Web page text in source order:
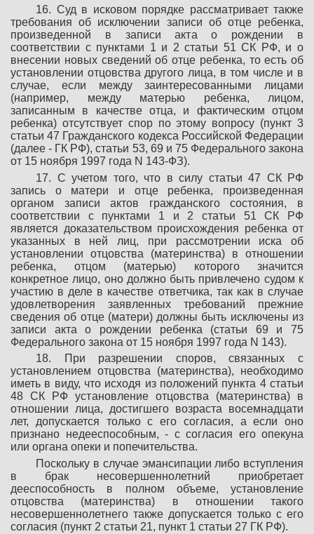
16. Суд в исковом порядке рассматривает также
требования об исключении записи об отце ребенка,
произведенной в записи акта о рождении в
соответствии с пунктами 1 и 2 статьи 51 СК РФ, и о
внесении новых сведений об отце ребенка, то есть об
установлении отцовства другого лица, в том числе и в
случае, если между заинтересованными лицами
(например, между матерью ребенка, лицом,
записанным в качестве отца, и фактическим отцом
ребенка) отсутствует спор по этому вопросу (пункт 3
статьи 47 Гражданского кодекса Российской Федерации
(далее - ГК РФ), статьи 53, 69 и 75 Федерального закона
от 15 ноября 1997 года N 143-ФЗ).
17. С учетом того, что в силу статьи 47 СК РФ
запись о матери и отце ребенка, произведенная
органом записи актов гражданского состояния, в
соответствии с пунктами 1 и 2 статьи 51 СК РФ
является доказательством происхождения ребенка от
указанных в ней лиц, при рассмотрении иска об
установлении отцовства (материнства) в отношении
ребенка, отцом (матерью) которого значится
конкретное лицо, оно должно быть привлечено судом к
участию в деле в качестве ответчика, так как в случае
удовлетворения заявленных требований прежние
сведения об отце (матери) должны быть исключены из
записи акта о рождении ребенка (статьи 69 и 75
Федерального закона от 15 ноября 1997 года N 143).
18. При разрешении споров, связанных с
установлением отцовства (материнства), необходимо
иметь в виду, что исходя из положений пункта 4 статьи
48 СК РФ установление отцовства (материнства) в
отношении лица, достигшего возраста восемнадцати
лет, допускается только с его согласия, а если оно
признано недееспособным, - с согласия его опекуна
или органа опеки и попечительства.
Поскольку в случае эмансипации либо вступления
в брак несовершеннолетний приобретает
дееспособность в полном объеме, установление
отцовства (материнства) в отношении такого
несовершеннолетнего также допускается только с его
согласия (пункт 2 статьи 21, пункт 1 статьи 27 ГК РФ).